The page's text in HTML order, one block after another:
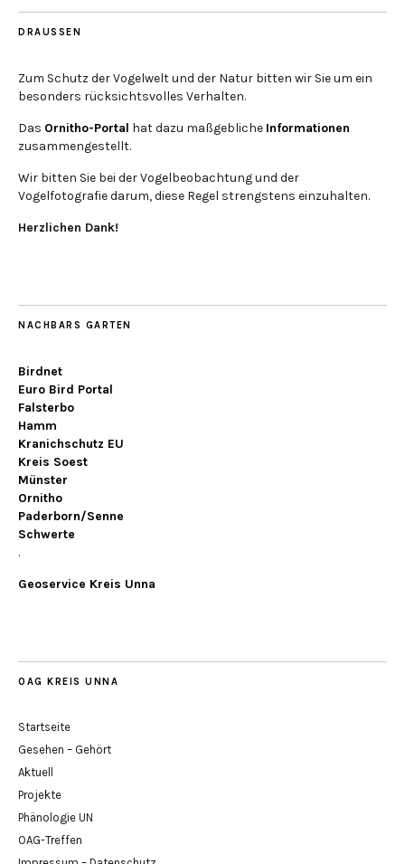
DRAUSSEN
Zum Schutz der Vogelwelt und der Natur bitten wir Sie um ein
besonders rücksichtsvolles Verhalten.
Das Ornitho-Portal hat dazu maßgebliche Informationen
zusammengestellt.
Wir bitten Sie bei der Vogelbeobachtung und der
Vogelfotografie darum, diese Regel strengstens einzuhalten.
Herzlichen Dank!
NACHBARS GARTEN
Birdnet
Euro Bird Portal
Falsterbo
Hamm
Kranichschutz EU
Kreis Soest
Münster
Ornitho
Paderborn/Senne
Schwerte
.
Geoservice Kreis Unna
OAG KREIS UNNA
Startseite
Gesehen – Gehört
Aktuell
Projekte
Phänologie UN
OAG-Treffen